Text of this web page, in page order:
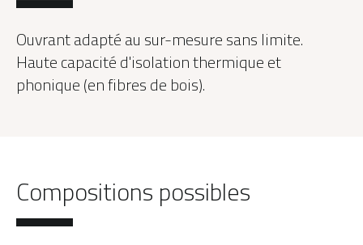
Ouvrant adapté au sur-mesure sans limite.
Haute capacité d'isolation thermique et
phonique (en fibres de bois).
Compositions possibles